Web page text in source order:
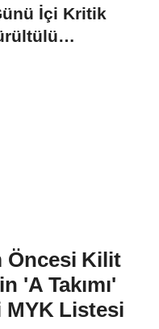
İçi Kritik
Öncesi Kilit
'A Takımı'
MYK Listesi